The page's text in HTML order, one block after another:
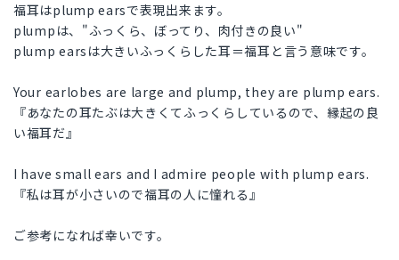
福耳はplump earsで表現出来ます。
plumpは、"ふっくら、ぼってり、肉付きの良い"
plump earsは大きいふっくらした耳＝福耳と言う意味です。
Your earlobes are large and plump, they are plump ears.
『あなたの耳たぶは大きくてふっくらしているので、縁起の良
い福耳だ』
I have small ears and I admire people with plump ears.
『私は耳が小さいので福耳の人に憧れる』
ご参考になれば幸いです。